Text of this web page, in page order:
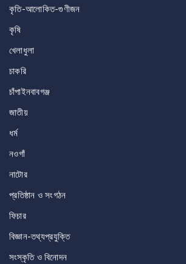
কৃতি-আলোকিত-গুণীজন
কৃষি
খেলাধুলা
চাকরি
চাঁপাইনবাবগঞ্জ
জাতীয়
ধর্ম
নওগাঁ
নাটোর
প্রতিষ্ঠান ও সংগঠন
ফিচার
বিজ্ঞান-তথ্যপ্রযুক্তি
সংস্কৃতি ও বিনোদন